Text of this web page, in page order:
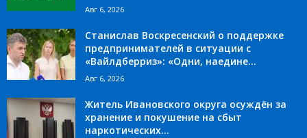
Авг 6, 2026
Станислав Воскресенский о поддержке
предпринимателей в ситуации с
«Вайлдберриз»: «Одни, наедине...
Авг 6, 2026
Житель Ивановского округа осуждён за
хранение и покушение на сбыт
наркотических...